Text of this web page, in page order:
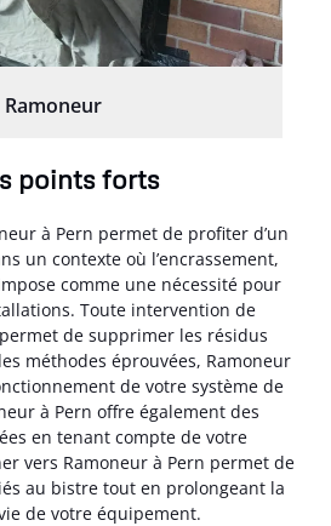
Ramoneur
points forts
à Pern permet de profiter d’un
un contexte où l’encrassement,
comme une nécessité pour
Toute intervention de
de supprimer les résidus
méthodes éprouvées, Ramoneur
de votre système de
à Pern offre également des
en tenant compte de votre
vers Ramoneur à Pern permet de
au bistre tout en prolongeant la
de votre équipement.